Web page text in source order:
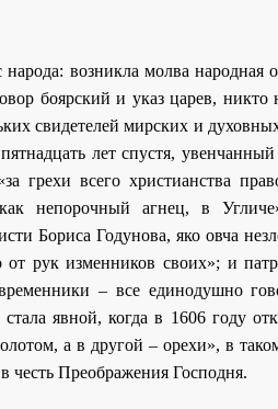
возникла молва народная
боярский и указ царев, никто
свидетелей мирских и
лет спустя,
всего христианства
непорочный агнец, в
Бориса Годунова, яко овча
рук изменников своих»; и
– все единодушно
явной, когда в 1606 году
а в другой – орехи», в
Преображения Господня.